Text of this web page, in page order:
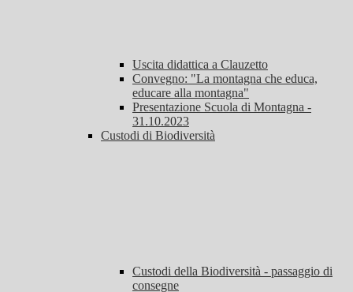
Uscita didattica a Clauzetto
Convegno: "La montagna che educa,
educare alla montagna"
Presentazione Scuola di Montagna -
31.10.2023
Custodi di Biodiversità
Custodi della Biodiversità - passaggio di
consegne